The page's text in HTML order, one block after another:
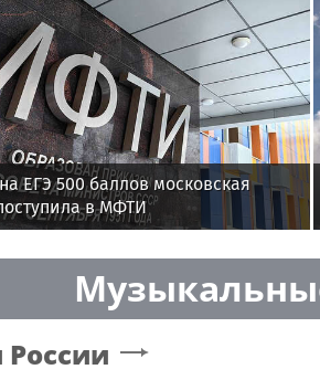
ЕГЭ 500 баллов московская
в МФТИ
России